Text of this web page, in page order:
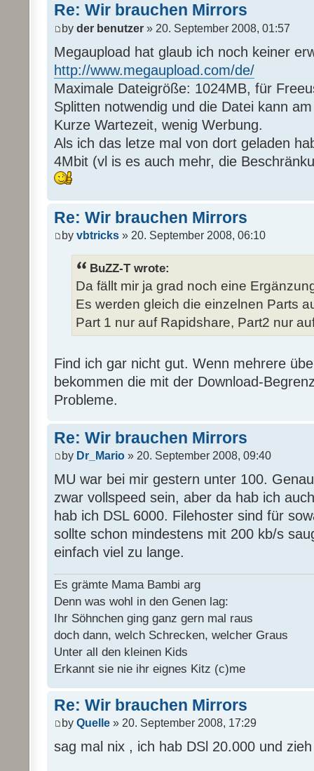
Re: Wir brauchen Mirrors
by der benutzer » 20. September 2008, 01:57
Megaupload hat glaub ich noch keiner
http://www.megaupload.com/de/
Maximale Dateigröße: 1024MB, für
Splitten notwendig und die Datei kann
Kurze Wartezeit, wenig Werbung.
Als ich das letze mal von dort geladen
4Mbit (vl is es auch mehr, die
Re: Wir brauchen Mirrors
by vbtricks » 20. September 2008, 06:10
BuZZ-T wrote:
Da fällt mir ja grad noch eine
Es werden gleich die einzelnen Parts
Part 1 nur auf Rapidshare, Part2 nur
Find ich gar nicht gut. Wenn mehrere
bekommen die mit der Download-
Probleme.
Re: Wir brauchen Mirrors
by Dr_Mario » 20. September 2008, 09:40
MU war bei mir gestern unter 100.
zwar vollspeed sein, aber da hab ich
hab ich DSL 6000. Filehoster sind für
sollte schon mindestens mit 200 kb/s
einfach viel zu lange.
Es grämte Mama Bambi arg
Denn was wohl in den Genen lag:
Ihr Söhnchen ging ganz gern mal raus
doch dann, welch Schrecken, welcher Graus
Unter all den kleinen Kids
Erkannt sie nie ihr eignes Kitz (c)me
Re: Wir brauchen Mirrors
by Quelle » 20. September 2008, 17:29
sag mal nix , ich hab DSl 20.000 und